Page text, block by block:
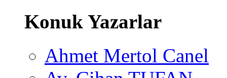
Konuk Yazarlar
Ahmet Mertol Canel